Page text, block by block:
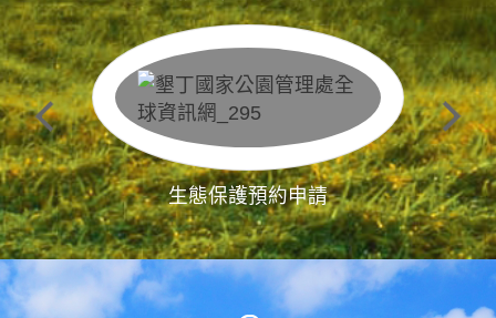
生態保護預約申請